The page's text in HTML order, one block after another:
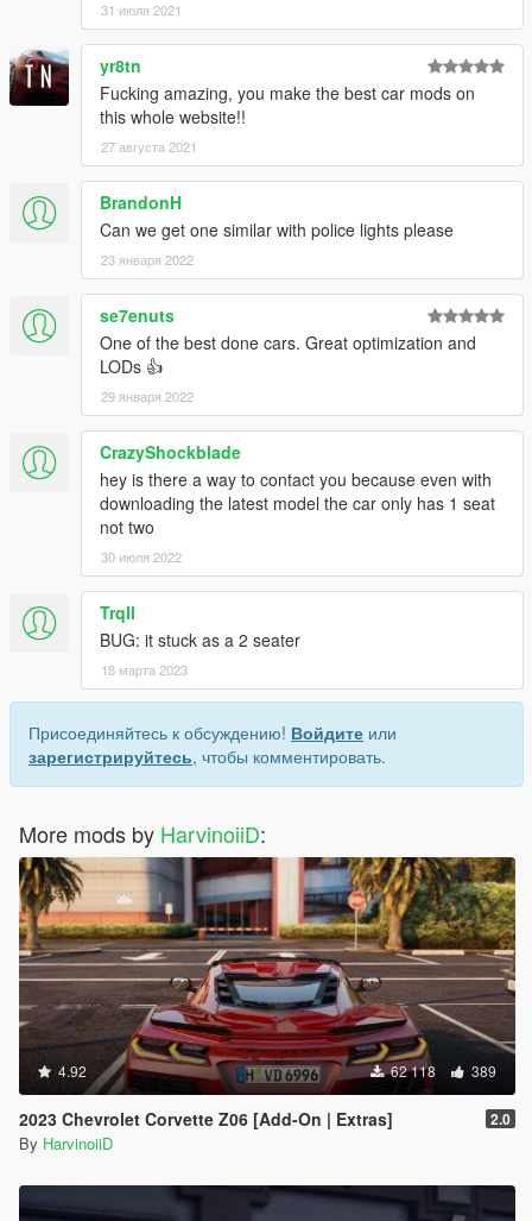
31 июля 2021
yr8tn
Fucking amazing, you make the best car mods on
this whole website!!
27 августа 2021
BrandonH
Can we get one similar with police lights please
23 января 2022
se7enuts
One of the best done cars. Great optimization and
LODs 👍
29 января 2022
CrazyShockblade
hey is there a way to contact you because even with
downloading the latest model the car only has 1 seat
not two
30 июля 2022
Trqll
BUG: it stuck as a 2 seater
18 марта 2023
Присоединяйтесь к обсуждению! Войдите или
зарегистрируйтесь, чтобы комментировать.
More mods by HarvinoiiD:
4.92 62 118 389
2023 Chevrolet Corvette Z06 [Add-On | Extras] 2.0
By HarvinoiiD